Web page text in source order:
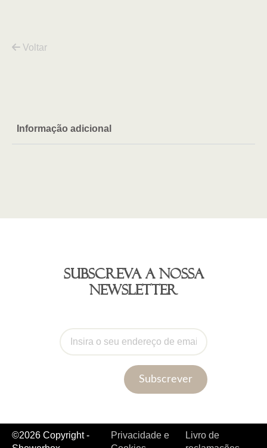
Voltar
Informação adicional
Subscreva a nossa
newsletter
Subscrever
©2026 Copyright -
Privacidade e
Livro de